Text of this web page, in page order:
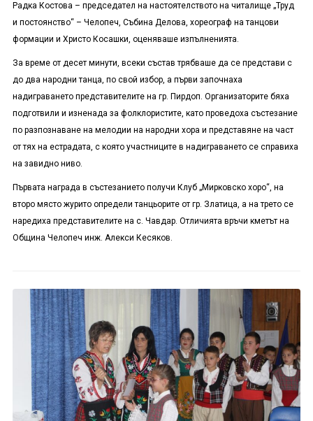
Радка Костова – председател на настоятелството на читалище „Труд
и постоянство“ – Челопеч, Събина Делова, хореограф на танцови
формации и Христо Косашки, оценяваше изпълненията.
За време от десет минути, всеки състав трябваше да се представи с
до два народни танца, по свой избор, а първи започнаха
надиграването представителите на гр. Пирдоп. Организаторите бяха
подготвили и изненада за фолклористите, като проведоха състезание
по разпознаване на мелодии на народни хора и представяне на част
от тях на естрадата, с която участниците в надиграването се справиха
на завидно ниво.
Първата награда в състезанието получи Клуб „Мирковско хоро“, на
второ място журито определи танцьорите от гр. Златица, а на трето се
наредиха представителите на с. Чавдар. Отличията връчи кметът на
Община Челопеч инж. Алекси Кесяков.